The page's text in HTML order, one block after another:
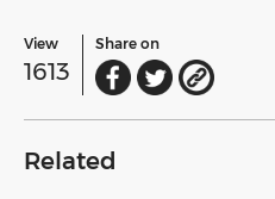
View
1613
Share on
Related